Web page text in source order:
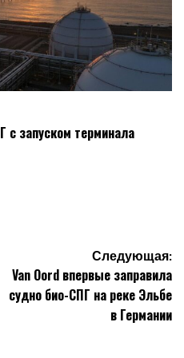
с запуском терминала
Следующая:
Van Oord впервые заправила
судно био-СПГ на реке Эльбе
в Германии